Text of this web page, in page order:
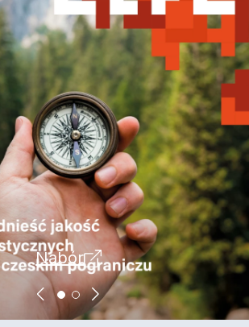
Nabór